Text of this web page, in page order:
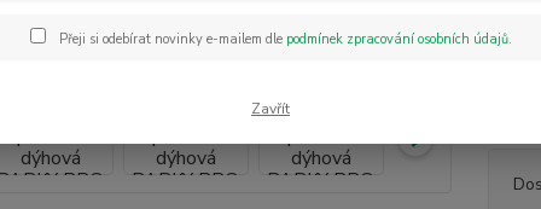
S
která
Přeji si odebírat novinky e-mailem dle podmínek zpracování osobních údajů.
Zavřít